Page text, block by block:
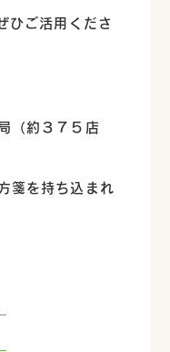
ひご活用くださ
（約３７５店
箋を持ち込まれ